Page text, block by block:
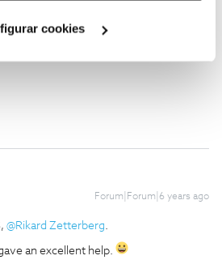
cookies
seguir em frente. Respeito por
Forum|Forum|6 years ago
@Rikard Zetterberg.
an excellent help.